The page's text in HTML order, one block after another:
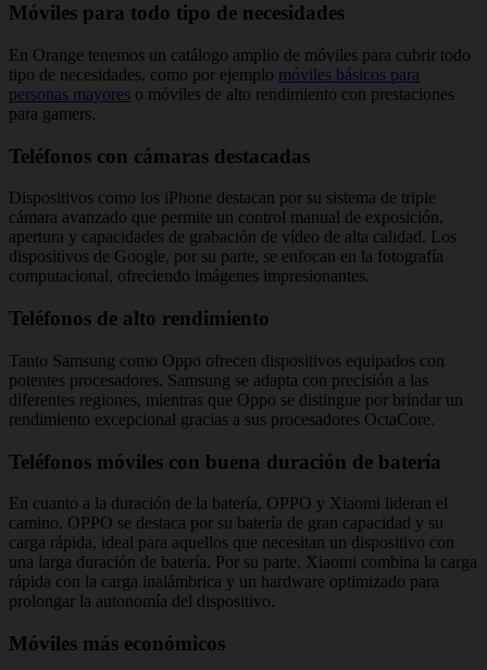
Móviles para todo tipo de necesidades
En Orange tenemos un catálogo amplio de móviles para cubrir todo
tipo de necesidades, como por ejemplo móviles básicos para
personas mayores o móviles de alto rendimiento con prestaciones
para gamers.
Teléfonos con cámaras destacadas
Dispositivos como los iPhone destacan por su sistema de triple
cámara avanzado que permite un control manual de exposición,
apertura y capacidades de grabación de vídeo de alta calidad. Los
dispositivos de Google, por su parte, se enfocan en la fotografía
computacional, ofreciendo imágenes impresionantes.
Teléfonos de alto rendimiento
Tanto Samsung como Oppo ofrecen dispositivos equipados con
potentes procesadores. Samsung se adapta con precisión a las
diferentes regiones, mientras que Oppo se distingue por brindar un
rendimiento excepcional gracias a sus procesadores OctaCore.
Teléfonos móviles con buena duración de batería
En cuanto a la duración de la batería, OPPO y Xiaomi lideran el
camino. OPPO se destaca por su batería de gran capacidad y su
carga rápida, ideal para aquellos que necesitan un dispositivo con
una larga duración de batería. Por su parte, Xiaomi combina la carga
rápida con la carga inalámbrica y un hardware optimizado para
prolongar la autonomía del dispositivo.
Móviles más económicos